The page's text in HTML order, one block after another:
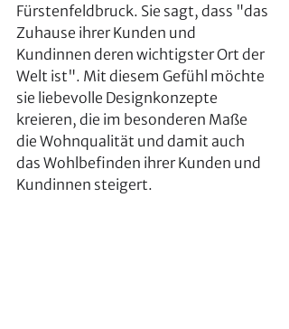
Fürstenfeldbruck. Sie sagt, dass "das
Zuhause ihrer Kunden und
Kundinnen deren wichtigster Ort der
Welt ist". Mit diesem Gefühl möchte
sie liebevolle Designkonzepte
kreieren, die im besonderen Maße
die Wohnqualität und damit auch
das Wohlbefinden ihrer Kunden und
Kundinnen steigert.